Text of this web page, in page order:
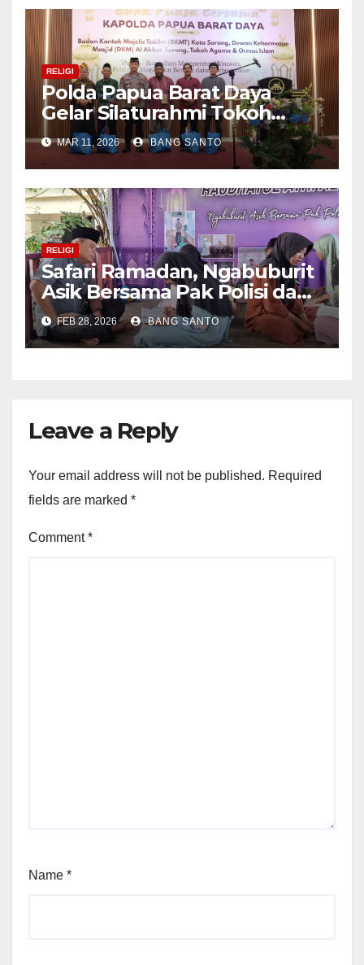
RELIGI
Polda Papua Barat Daya
Gelar Silaturahmi Tokoh
Agama dan Buka Puasa
Bersama di ACC Sorong
MAR 11, 2026 BANG SANTO
RELIGI
Safari Ramadan, Ngabuburit
Asik Bersama Pak Polisi dan
Ngaji Bareng Kapolres di
Kampung Ramadan
Raudhatul Athfal Dengilo
FEB 28, 2026 BANG SANTO
Leave a Reply
Your email address will not be published. Required
fields are marked *
Comment*
Name *